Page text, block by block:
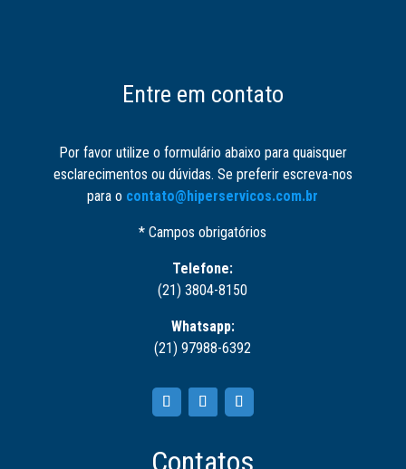
Entre em contato
Por favor utilize o formulário abaixo para quaisquer
esclarecimentos ou dúvidas. Se preferir escreva-nos
para o contato@hiperservicos.com.br
* Campos obrigatórios
Telefone:
(21) 3804-8150
Whatsapp:
(21) 97988-6392
Contatos